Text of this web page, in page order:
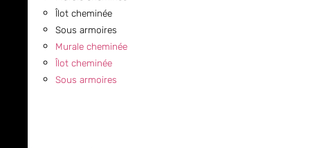
Îlot cheminée
Sous armoires
Murale cheminée
Îlot cheminée
Sous armoires